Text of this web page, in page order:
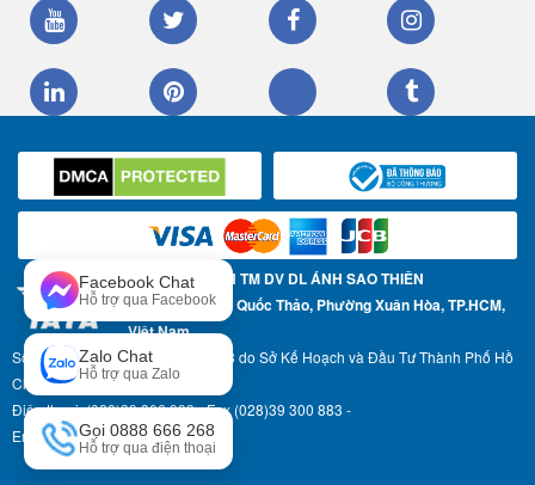
CÔNG TY TNHH TM DV DL ÁNH SAO THIÊN
Địa chỉ: 57 Trần Quốc Thảo, Phường Xuân Hòa, TP.HCM,
Việt Nam
Số Giấy phép ĐKKD: 0304967783 do Sở Kế Hoạch và Đầu Tư Thành Phố Hồ
Chí Minh cấp ngày 17-05-2007
Điện thoại: (028)39 306 999 - Fax (028)39 300 883 -
Email: info@asttravel.com.vn
Facebook Chat
Hỗ trợ qua Facebook
Zalo Chat
Hỗ trợ qua Zalo
Gọi 0888 666 268
Hỗ trợ qua điện thoại